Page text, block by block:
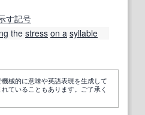
す記号
the stress on a syllable
械的に意味や英語表現を生成して
ていることもあります。ご了承く